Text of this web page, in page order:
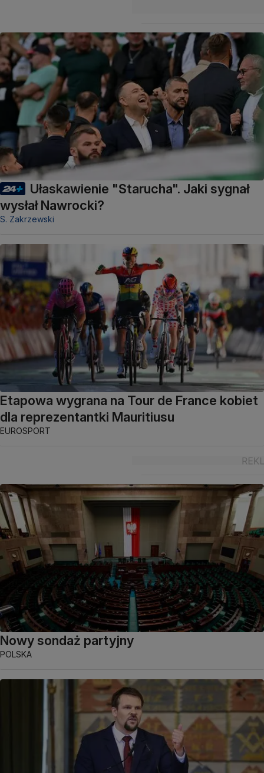
Ułaskawienie "Starucha". Jaki sygnał
wysłał Nawrocki?
S. Zakrzewski
Etapowa wygrana na Tour de France kobiet
dla reprezentantki Mauritiusu
EUROSPORT
Nowy sondaż partyjny
POLSKA